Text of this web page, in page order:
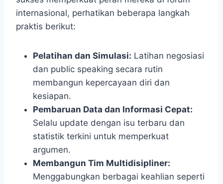
internasional, perhatikan beberapa langkah
praktis berikut:
Pelatihan dan Simulasi: Latihan negosiasi
dan public speaking secara rutin
membangun kepercayaan diri dan
kesiapan.
Pembaruan Data dan Informasi Cepat:
Selalu update dengan isu terbaru dan
statistik terkini untuk memperkuat
argumen.
Membangun Tim Multidisipliner:
Menggabungkan berbagai keahlian seperti